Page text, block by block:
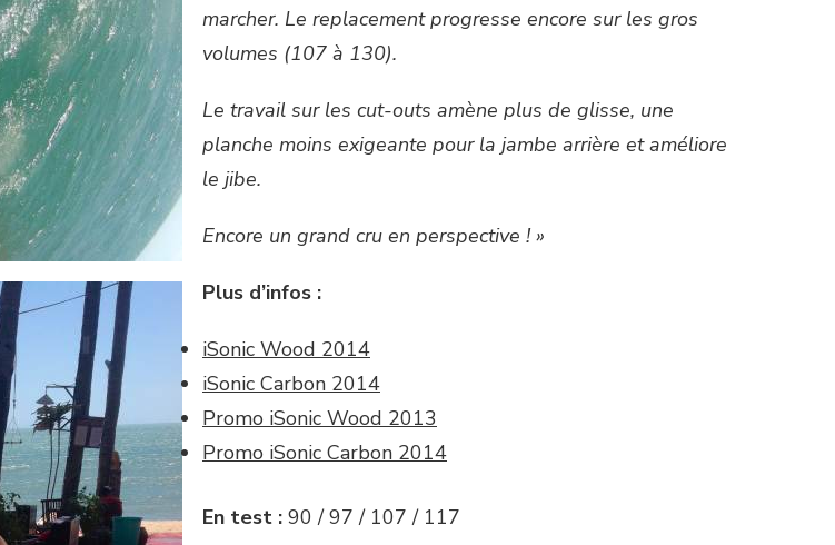
marcher. Le replacement progresse encore sur les gros
volumes (107 à 130).
Le travail sur les cut-outs amène plus de glisse, une
planche moins exigeante pour la jambe arrière et améliore
le jibe.
Encore un grand cru en perspective ! »
Plus d’infos :
iSonic Wood 2014
iSonic Carbon 2014
Promo iSonic Wood 2013
Promo iSonic Carbon 2014
En test : 90 / 97 / 107 / 117